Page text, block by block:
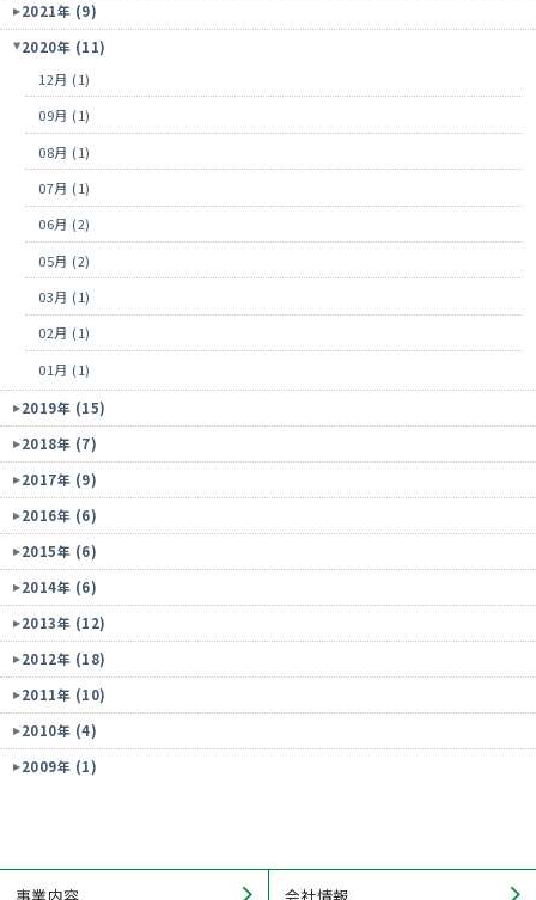
2021年 (9)
2020年 (11)
12月 (1)
09月 (1)
08月 (1)
07月 (1)
06月 (2)
05月 (2)
03月 (1)
02月 (1)
01月 (1)
2019年 (15)
2018年 (7)
2017年 (9)
2016年 (6)
2015年 (6)
2014年 (6)
2013年 (12)
2012年 (18)
2011年 (10)
2010年 (4)
2009年 (1)